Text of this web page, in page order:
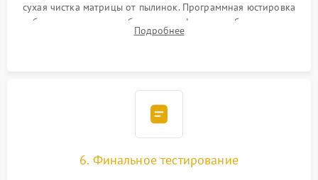
сухая чистка матрицы от пылинок. Программная юстировка
рабочего отрезка, калибровка автофокуса, стабилизатора и
экспозамера с помощью сервисного ПО.
Подробнее
6. Финальное тестирование